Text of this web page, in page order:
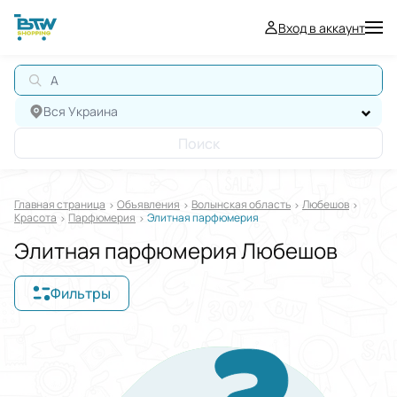
Вход в аккаунт
А
Вся Украина
Поиск
Главная страница Oбъявления Волынская область
Любешов
Красота
Парфюмерия Элитная парфюмерия
Элитная парфюмерия Любешов
Фильтры